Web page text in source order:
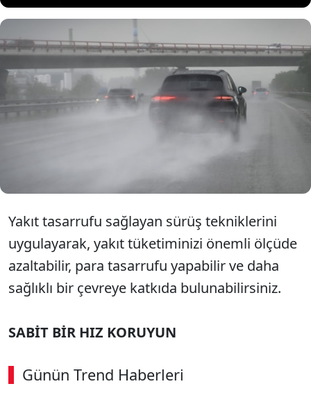
Artık her litre yakıt altın değerinde! Gün geçtikçe
yükselen yakıt fiyatları, sürücüleri daha ekonomik
sürüş yöntemleri aramaya itiyor. Bu durum sadece
cebinizi değil, aynı zamanda çevreyi de
ilgilendiriyor. Çünkü yakıt tüketimi azaldıkça,
karbon ayak izimiz de küçülüyor. İşte, araç
kullanımınızı optimize ederek hem yakıt tasarrufu
yapabileceğiniz hem de çevreyi koruyabileceğiniz
Yakıt tasarrufu sağlayan sürüş tekniklerini
uygulayarak, yakıt tüketiminizi önemli ölçüde
azaltabilir, para tasarrufu yapabilir ve daha
sağlıklı bir çevreye katkıda bulunabilirsiniz.
SABİT BİR HIZ KORUYUN
Günün Trend Haberleri
00:02 / 09:08